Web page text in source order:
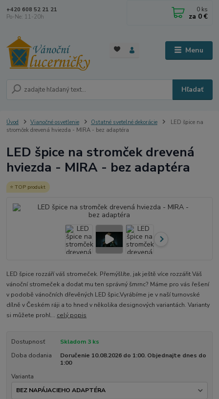
Menu
Hľadať
+420 608 52 21 21
Po-Ne: 11-20h
0 ks
za 0 €
Úvod Vianočné osvetlenie Ostatné svetelné dekorácie
LED špice na
stromček drevená hviezda - MIRA - bez adaptéra
LED špice na stromček drevená
hviezda - MIRA - bez adaptéra
TOP produkt
LED špice rozzáří váš stromeček. Přemýšlíte, jak ještě více rozzářit Váš
vánoční stromeček a dodat mu ten správný šmrnc? Máme pro vás řešení
v podobě vánočních dřevěných LED špic.Vyrábíme je v naší turnovské
dílně v Českém ráji a to hned v několika designových variantách. Varianty
si můžete prohl... celý popis
Dostupnosť
Skladom 3 ks
Doba dodania
Doručenie 10.08.2026 do 1:00. Objednajte dnes do
1:00
Varianta